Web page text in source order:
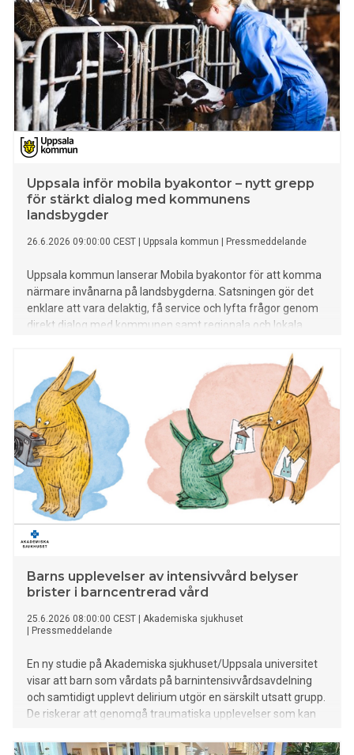
Uppsala inför mobila byakontor – nytt grepp
för stärkt dialog med kommunens
landsbygder
26.6.2026 09:00:00 CEST Uppsala kommun Pressmeddelande
Uppsala kommun lanserar Mobila byakontor för att komma
närmare invånarna på landsbygderna. Satsningen gör det
enklare att vara delaktig, få service och lyfta frågor genom
direkt dialog med kommunen samt regionala och lokala
Barns upplevelser av intensivvård belyser
brister i barncentrerad vård
25.6.2026 08:00:00 CEST
Akademiska sjukhuset
Pressmeddelande
En ny studie på Akademiska sjukhuset/Uppsala universitet
visar att barn som vårdats på barnintensivvårdsavdelning
och samtidigt upplevt delirium utgör en särskilt utsatt grupp.
De riskerar att genomgå traumatiska upplevelser som kan
efterlyser förbättringar i den barncentrerade vården.